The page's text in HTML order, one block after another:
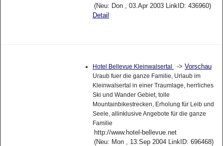
(Neu: Don , 03.Apr 2003 LinkID: 436960)
Detail
Hotel Bellevue Kleinwalsertal -> Vorschau
Uraub fuer die ganze Familie, Urlaub im
Kleinwalsertal in einer Traumlage, herrliches
Ski und Wander Gebiet, tolle
Mountainbikestrecken, Erholung für Leib und
Seele, allinklusive Angebote für die ganze
Familie
http://www.hotel-bellevue.net
(Neu: Mon , 13.Sep 2004 LinkID: 696468)